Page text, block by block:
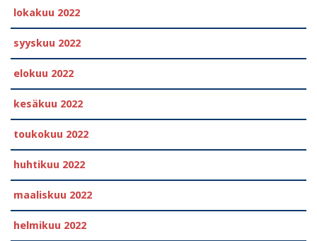
lokakuu 2022
syyskuu 2022
elokuu 2022
kesäkuu 2022
toukokuu 2022
huhtikuu 2022
maaliskuu 2022
helmikuu 2022